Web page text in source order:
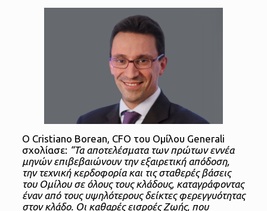
Ο Cristiano Borean, CFO του Ομίλου Generali
σχολίασε: “Τα αποτελέσματα των πρώτων εννέα
μηνών επιβεβαιώνουν την εξαιρετική απόδοση,
την τεχνική κερδοφορία και τις σταθερές βάσεις
του Ομίλου σε όλους τους κλάδους, καταγράφοντας
έναν από τους υψηλότερους δείκτες φερεγγυότητας
στον κλάδο. Οι καθαρές εισροές Ζωής, που